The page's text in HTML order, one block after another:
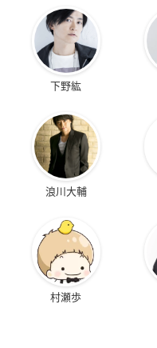
下野紘
浪川大輔
村瀬歩